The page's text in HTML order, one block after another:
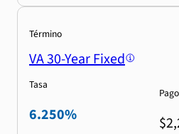
Término
VA 30-Year Fixed
Tasa
6.250%